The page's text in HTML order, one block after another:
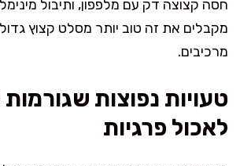
חסה קצוצה דק עם מלפפון, ותיבול
מקבלים את זה טוב יותר מסלט קצוץ
מרכיבים.
טעויות נפוצות
לאכול פרגיות